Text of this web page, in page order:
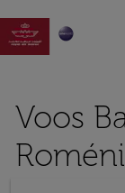

Voos